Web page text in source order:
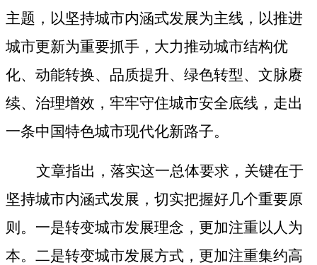
主题，以坚持城市内涵式发展为主线，以推进
城市更新为重要抓手，大力推动城市结构优
化、动能转换、品质提升、绿色转型、文脉赓
续、治理增效，牢牢守住城市安全底线，走出
一条中国特色城市现代化新路子。
文章指出，落实这一总体要求，关键在于
坚持城市内涵式发展，切实把握好几个重要原
则。一是转变城市发展理念，更加注重以人为
本。二是转变城市发展方式，更加注重集约高